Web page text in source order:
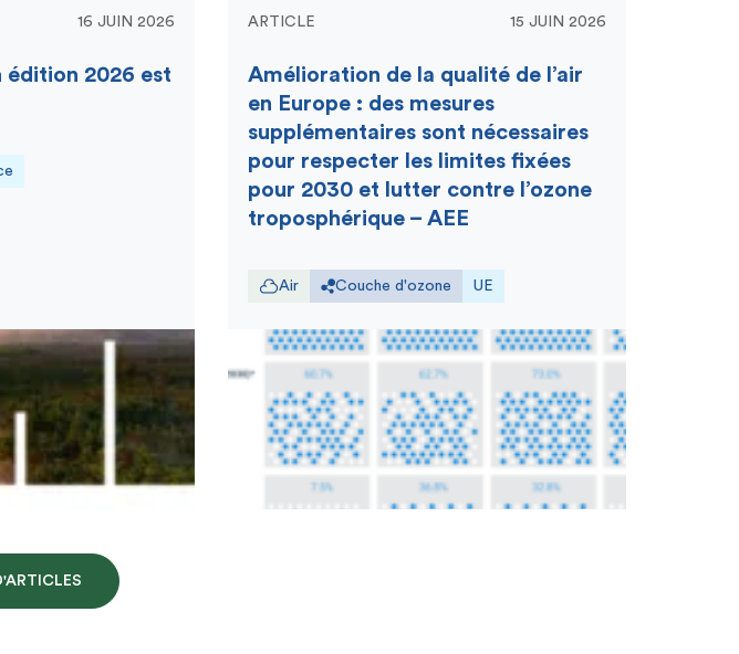
16 JUIN 2026
édition 2026 est
ARTICLE 15 JUIN 2026
Amélioration de la qualité de l’air
en Europe : des mesures
supplémentaires sont nécessaires
pour respecter les limites fixées
pour 2030 et lutter contre l’ozone
troposphérique – AEE
Air Couche d'ozone UE